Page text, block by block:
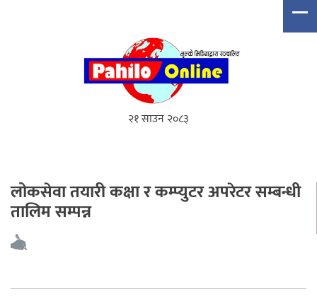
२१ साउन २०८३
लोकसेवा तयारी कक्षा र कम्प्युटर अपरेटर सम्बन्धी
तालिम सम्पन्न